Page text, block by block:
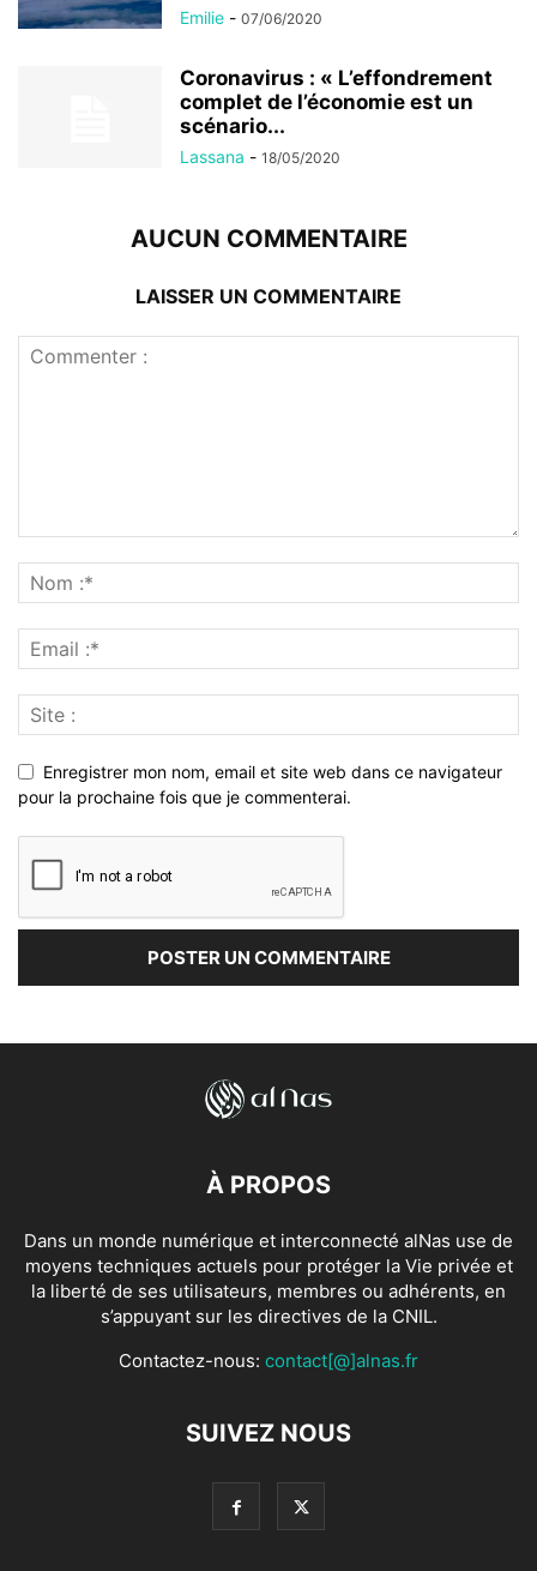
Emilie - 07/06/2020
Coronavirus : « L’effondrement
complet de l’économie est un
scénario...
Lassana - 18/05/2020
AUCUN COMMENTAIRE
LAISSER UN COMMENTAIRE
Enregistrer mon nom, email et site web dans ce navigateur
pour la prochaine fois que je commenterai.
À PROPOS
Dans un monde numérique et interconnecté alNas use de
moyens techniques actuels pour protéger la Vie privée et
la liberté de ses utilisateurs, membres ou adhérents, en
s’appuyant sur les directives de la CNIL.
Contactez-nous: contact[@]alnas.fr
SUIVEZ NOUS